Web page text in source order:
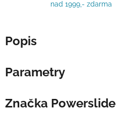
nad 1999,- zdarma
Popis
Parametry
Značka Powerslide